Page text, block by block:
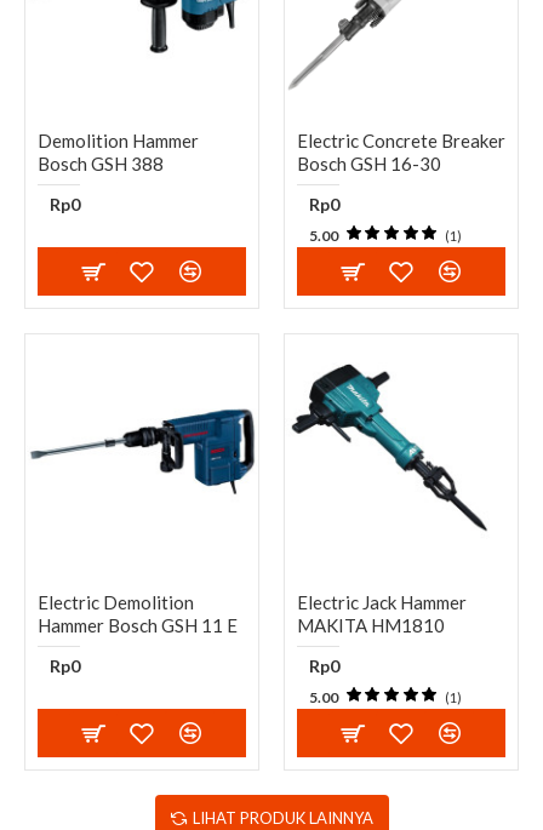
Demolition Hammer
Bosch GSH 388
Rp0
Electric Concrete Breaker
Bosch GSH 16-30
Rp0
5.00 (1)
Electric Demolition
Hammer Bosch GSH 11 E
Rp0
Electric Jack Hammer
MAKITA HM1810
Rp0
5.00 (1)
LIHAT PRODUK LAINNYA